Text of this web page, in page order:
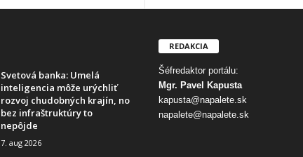
Svetová banka: Umelá
inteligencia môže urýchliť
rozvoj chudobných krajín, no
bez infraštruktúry to
nepôjde
7. aug 2026
REDAKCIA
Šéfredaktor portálu:
Mgr. Pavel Kapusta
kapusta@napalete.sk
napalete@napalete.sk